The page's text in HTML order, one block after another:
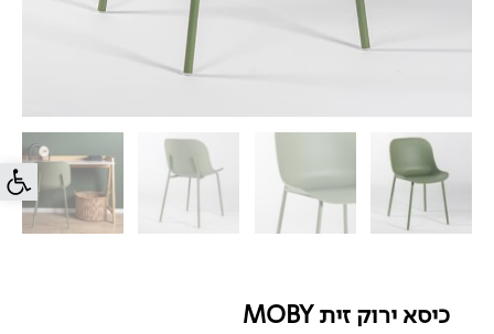
פתח
כיסא ירוק זית MOBY